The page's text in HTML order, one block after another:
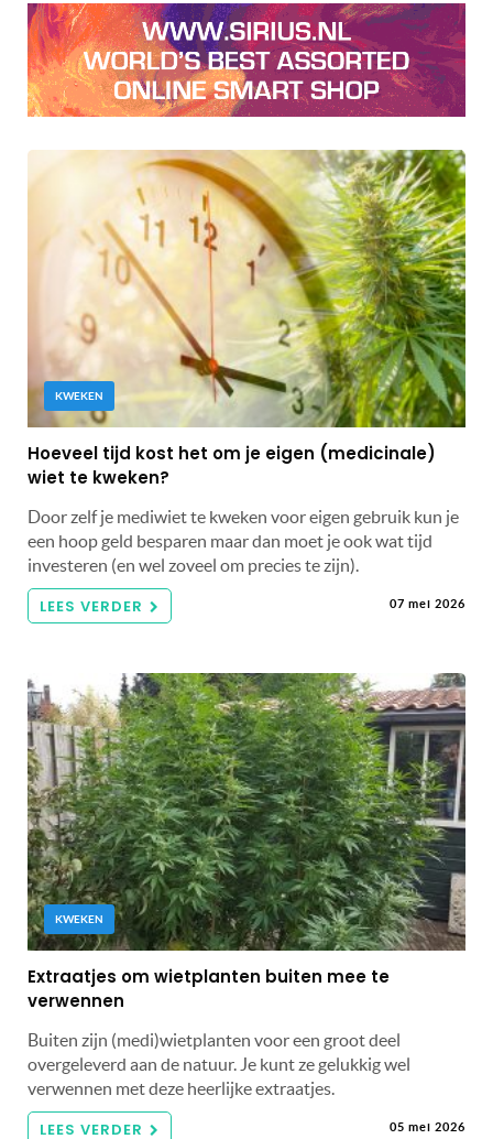
KWEKEN
Hoeveel tijd kost het om je eigen (medicinale)
wiet te kweken?
Door zelf je mediwiet te kweken voor eigen gebruik kun je
een hoop geld besparen maar dan moet je ook wat tijd
investeren (en wel zoveel om precies te zijn).
LEES VERDER 07 mei 2026
KWEKEN
Extraatjes om wietplanten buiten mee te
verwennen
Buiten zijn (medi)wietplanten voor een groot deel
overgeleverd aan de natuur. Je kunt ze gelukkig wel
verwennen met deze heerlijke extraatjes.
LEES VERDER 05 mei 2026